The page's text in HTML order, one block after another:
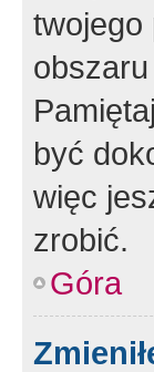
twojego
być
więc
zrobić.
Góra